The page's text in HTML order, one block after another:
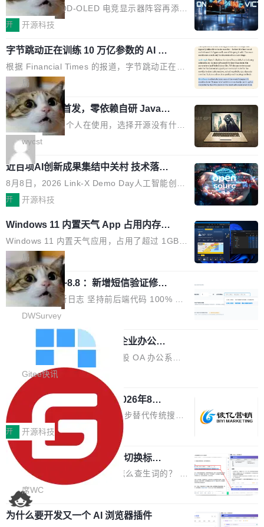
mber 之外，再没有任何实质性回应。Rovo 至
今仍处于漏洞未修复状态。 攻击链路 攻击链并
不复杂。 受害者给 Rovo 提了一个正...
的 1/100。 具体来说，GPT-5.6 Sol 做一次典型
的多轮搜索请求需要超过 10 秒，端到端成本约
来说，这个速度和成本都"高得让人没法用"。而
4B 开源模型在推理速度上快了几个数量级，成
本低了两三个数量级。 问题在于，小模型开箱即
用时的检索能力确实远不如闭源前沿模型。差距
在哪？就在 RL 后训练。 从 RAG 到 agentic...
ED 面板加持，320Hz 极速与影院级画
面兼得
技嘉科技旗下 QD-OLED 电竞显示器阵容再添旗
舰新作。GO27Q32 将于 2026 年 9 月 15 日正
nta Tandem 五重发光架构为核心，为高端玩家
打造速度与画质不妥协的沉浸体验。 GO27Q32
搭载三星最新 QD-OLED 面板，采用 5 层串联
式发光结构，并装配全新 ObsidianShield 抗反
射镀膜，黑阶表现提升可达40%，并将表面硬度
由2H升級至3H，画面对比度与强度都提升的同
时还具有 320Hz 刷新率与 0.03ms GTG 灰阶响
应时间，从源头消除拖影与动态模糊。 1.突破 O
LED 画质局限，暗部细节...
开 开源科技
字节跳动正在训练 10 万亿参数的 AI 模
型
根据 Financial Times 的报道，字节跳动正在训
练一个 10 万亿参数的 AI 模型，目前处于预训练
阶段。 10 万亿是什么概念？Anthropic 目前最
大的模型 Mythos 5 约 8 万亿参数。DeepSeek
V4-Pro 是 1.6 万亿。月之暗面的 Kimi K3 是 2.
8 万亿。美团 LongCat-2.0 是 1.6 万亿。字节
跳动的这个未命名模型，直接跳到了 10 万亿。
预训练通常需要 3 到 6 个月，之后还有微调阶
段。按这个时间线，最早可能在 2026 年底或 2
027 年初发布。 这个节点很微妙。Anthropic 刚
在 5 月发布了 Mythos 5...
局
wastnet 开源首发，零依赖自研 Java H
TTP/2 框架，性能对标 Undertow !
这个项目一直是个人在使用，选择开源没有什么
动机理由，就是想开源了，如果非要说一个，那
就是它多少弥补了国产 Java 自研 HTTP/2 框架
这块空白——放眼国产 Java 生态，能拿出手的
HTTP/2 网络框架，要么闭源，要么底层建立在
Netty 之上，真正自研的 Java 实现几乎没有。
级 Java 网络应用框架，核心基于 JDK 原生 NI
O 构建 Reactor 多路复用模型，不依赖 Netty、
Tomcat 等任何第三方网络库。其 HTTP/2 协议
栈从 HPACK、Huffman 到 ALPN 均为自主实
现，在基准测试中与 Un...
wycst
近百项AI创新成果集结中关村 技术落地
与产业迭代提速
8月8日，2026 Link-X Demo Day人工智能创新
项目展在北京中关村举办。本次活动由星连资
业、学术、投资人士，集中展出近百项覆盖AI芯
片、算力、模型、应用全链条创新项目，聚焦AI
技术产业化落地与资本对接，呈现当前国内AI前
沿技术突破与商业化最新进展。 活动围绕AI学术
研究与产业落地融合展开多维度研讨。星连资本
创始合伙人张鸣晨表示，AI产业化是长期产融结
合过程，早期优质技术项目需持续资本与产业资
者、产业专家、投资人围绕AI前沿技术瓶颈、行
业固有认知重构等议题展开跨界对话，聚焦行业
真实痛点与突破方向...
开 开源科技
Windows 11 内置天气 App 占用内存超
过 1GB
Windows 11 内置天气应用，占用了超过 1GB
内存。 Notebookcheck 的测试发现这个数字
时，反复确认了多次。不是 100MB，不是 500
MB，是 1 个 G。一个显示天气的应用。 Windo
ws 内置应用臃肿早就是老话题了，但一款天气
应用占用内存就超过 1G 还是过于离谱——问题
个嵌在 Edge WebView 里的网页。它不是一个
「应用」，它是一个运行在浏览器引擎里的网
页，外面套了一层 Windows 的壳。 WebView2
本身就是个内存大户。它加载了完整的 Edge 渲
染引擎，包括 JavaScript 引擎...
局
调问更新7.26~8.8 ：新增短信验证修
改，考试能力升级
DWSurvey 更新日志 坚持前后端代码 100% 开
源助力企业建设自主可控的问卷调研系统 官网地
址www.diaowen.net ➔ 源码下载Gitee 仓库 ➔
本次更新新增短信验证修改已答问卷功能，提升
答卷安全性；同时升级考试能力，完善填空题判
分、防切屏等功能体验，并优化多项产品细节，
提升整体使用体验。 新增功能 01. 新增验证手
机号后查看、修改已答问卷功能 02. 新增填空题
判分功能 03. 添加协作管理员支持树形结构选择
体验优化与修复 •页面与体验优化 优化工作台首
页 UI 展示效果，提升页面使用体验。 优化防切
屏提醒规则，调整为每次切屏均触发提示，提升
考试规范性。 优化登录状...
DWSurvey
勾股 OA v6.0.2 已经发布，企业办公系
勾股 OA v6.0.2 已经发布。 勾股 OA 办公系统
是一款简单实用的开源的企业办公系统。系统集
成了系统设置、附件管理、人事管理、行政管
理、消息管理、资产管理、企业公告、知识网
盘、审批流程设置、办公审批、工作计划、工作
汇报、工作日志、日常办公、财务管理、客户管
理、合同管理、项目管理、任务管理等功能模
块。系统简约，易于功能扩展，方便二次开发，
可以用来做日常 OA，CRM，ERP，业务管理等
系统。 勾股OA6.0.2版本主要是对勾股OA 6第
一个大版本发布的部分功能细节优化和bug问题
修复的版本，具体更新日志如下： 1、补全新版
Gitee快讯
942亿赛道如何选对伙伴？2026年8月G
EO公司推荐
当DeepSeek、豆包等大模型逐步替代传统搜索
成为用户获取信息的主要入口,品牌竞争的逻辑变
了:不再是争抢关键词排名,而是想办法进入AI脱
口而出的那个答案。"GEO公司推荐"这个搜索词
背后,折射的是企业面对新兴服务赛道时的集体困
惑——该信谁、看什么、怎么选。 据易观分析
《中国GEO市场产业图谱》数据,2026年中国GE
O行业规模预计达942亿元,同比增长169.7%。G
开 开源科技
任意网页划词 AI 问答：不用切换标签页
的效率秘诀
看英文技术文档的时候，你是怎么查生词的？ 我
猜大多数人的流程是：选中单词 → Ctrl+C → 切
到翻译标签页 → Ctrl+V → 看翻译 → 切回原
文。遇到不懂的代码片段，再切到 ChatGPT 问
席WC
为什么要开发又一个 AI 浏览器插件